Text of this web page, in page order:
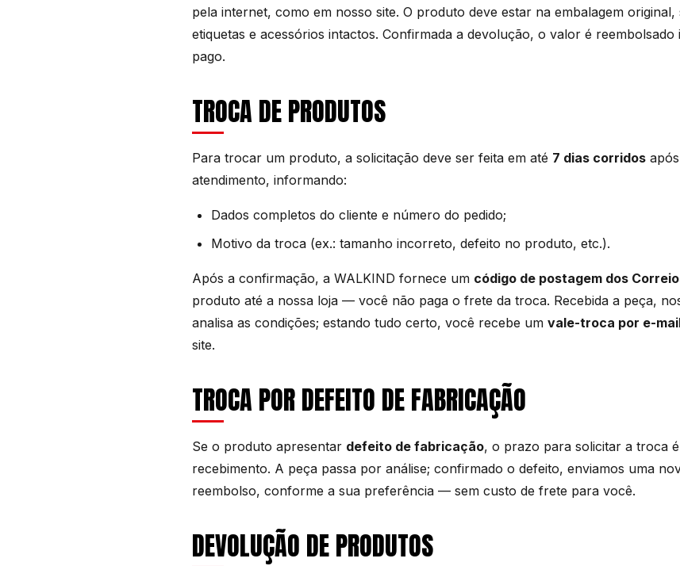
pela internet, como em nosso site. O produto deve estar na embalagem original,
etiquetas e acessórios intactos. Confirmada a devolução, o valor é
pago.
TROCA DE PRODUTOS
Para trocar um produto, a solicitação deve ser feita em até 7 dias corridos
atendimento, informando:
Dados completos do cliente e número do pedido;
Motivo da troca (ex.: tamanho incorreto, defeito no produto, etc.).
Após a confirmação, a WALKIND fornece um código de postagem dos
produto até a nossa loja — você não paga o frete da troca. Recebida a peça,
analisa as condições; estando tudo certo, você recebe um vale-troca por e-
site.
TROCA POR DEFEITO DE FABRICAÇÃO
Se o produto apresentar defeito de fabricação, o prazo para solicitar a troca
recebimento. A peça passa por análise; confirmado o defeito, enviamos uma
reembolso, conforme a sua preferência — sem custo de frete para você.
DEVOLUÇÃO DE PRODUTOS